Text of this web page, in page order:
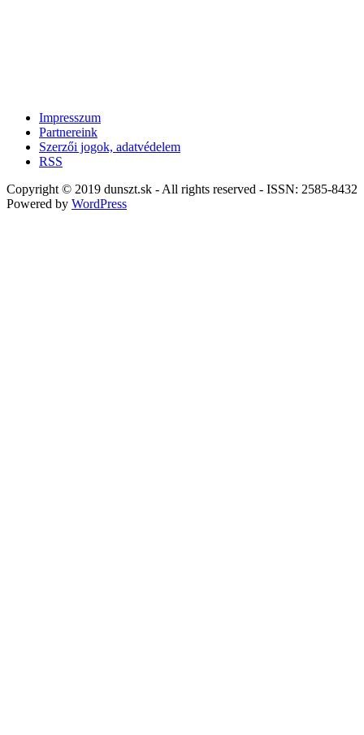
Impresszum
Partnereink
Szerzői jogok, adatvédelem
RSS
Copyright © 2019 dunszt.sk - All rights reserved - ISSN: 2585-8432
Powered by WordPress